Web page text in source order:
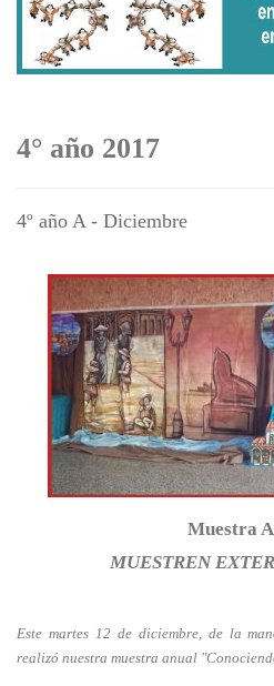
4° año 2017
4º año A - Diciembre
Muestra
MUESTREN
Este martes 12 de diciembre, de la
realizó nuestra muestra anual